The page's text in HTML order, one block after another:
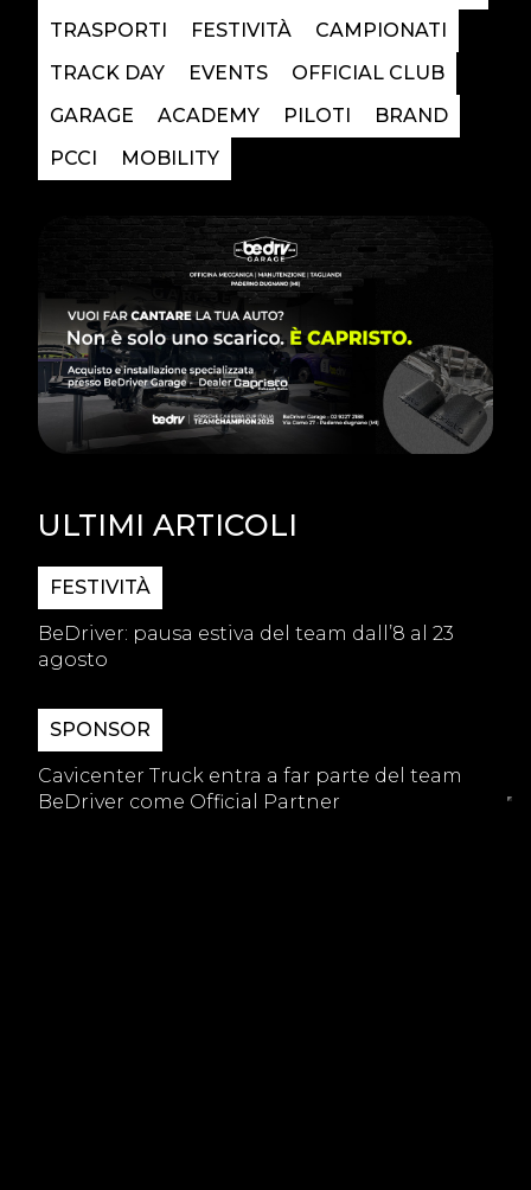
TRASPORTI
FESTIVITÀ
CAMPIONATI
TRACK DAY
EVENTS
OFFICIAL CLUB
GARAGE
ACADEMY PILOTI
BRAND
PCCI
MOBILITY
ULTIMI ARTICOLI
FESTIVITÀ
BeDriver: pausa estiva del team dall’8 al 23
agosto
SPONSOR
Cavicenter Truck entra a far parte del team
BeDriver come Official Partner